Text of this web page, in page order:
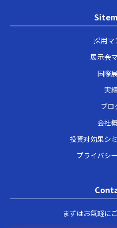
採用マ
展示会
国際
実
ブロ
会社
投資対効果シ
プライバシ
まずはお氣軽に